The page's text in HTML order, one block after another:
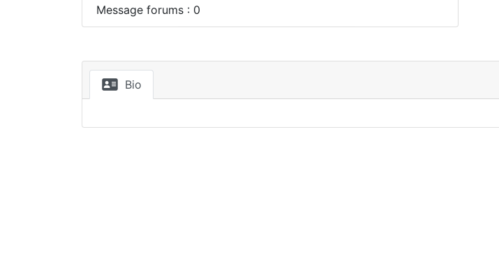
Message forums : 0
Bio